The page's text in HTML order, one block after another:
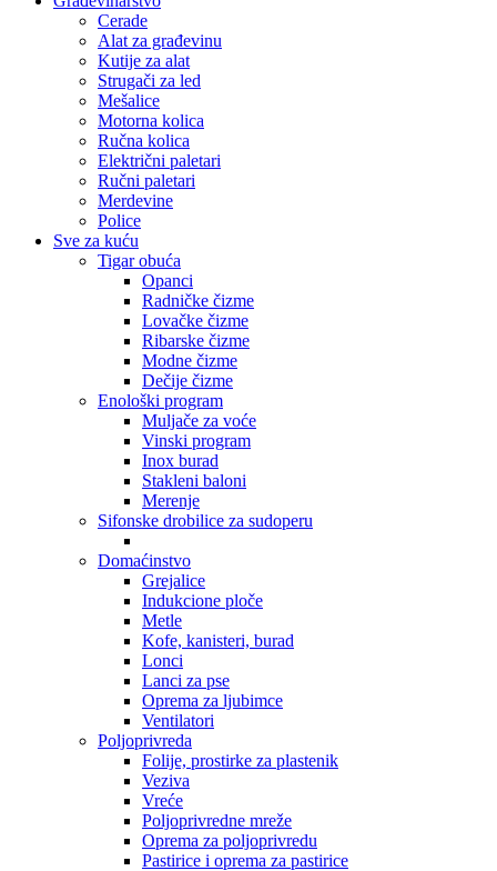
Cerade
Alat za građevinu
Kutije za alat
Strugači za led
Mešalice
Motorna kolica
Ručna kolica
Električni paletari
Ručni paletari
Merdevine
Police
Sve za kuću
Tigar obuća
Opanci
Radničke čizme
Lovačke čizme
Ribarske čizme
Modne čizme
Dečije čizme
Enološki program
Muljače za voće
Vinski program
Inox burad
Stakleni baloni
Merenje
Sifonske drobilice za sudoperu
Domaćinstvo
Grejalice
Indukcione ploče
Metle
Kofe, kanisteri, burad
Lonci
Lanci za pse
Oprema za ljubimce
Ventilatori
Poljoprivreda
Folije, prostirke za plastenik
Veziva
Vreće
Poljoprivredne mreže
Oprema za poljoprivredu
Pastirice i oprema za pastirice